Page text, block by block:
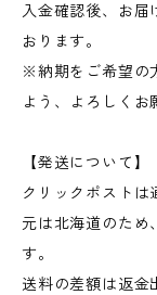
入金確認後、お届
おります。
※納期をご希望の
よう、よろしくお
【発送について】
クリックポスト
元は北海道のため
す。
送料の差額は返金